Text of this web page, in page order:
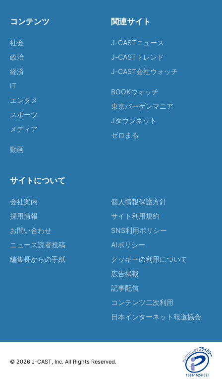
コンテンツ
社会
政治
経済
IT
エンタメ
スポーツ
メディア
動画
関連サイト
J-CASTニュース
J-CASTトレンド
J-CAST会社ウォッチ
BOOKウォッチ
東京バーゲンマニア
Jタウンネット
ゼロまる
サイトについて
会社案内
採用情報
お問い合わせ
ニュース読者投稿
編集長からの手紙
個人情報保護方針
サイト利用規約
SNS利用ポリシー
AIポリシー
クッキーの利用について
広告掲載
記事配信
コンテンツ二次利用
日本インターネット報道協会
© 2026 J-CAST, Inc. All Rights Reserved.